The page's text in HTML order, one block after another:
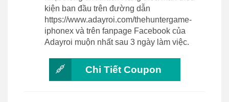
kiện ban đầu trên đường dẫn
https://www.adayroi.com/thehuntergame-
iphonex và trên fanpage Facebook của
Adayroi muộn nhất sau 3 ngày làm việc.
Chi Tiết Coupon